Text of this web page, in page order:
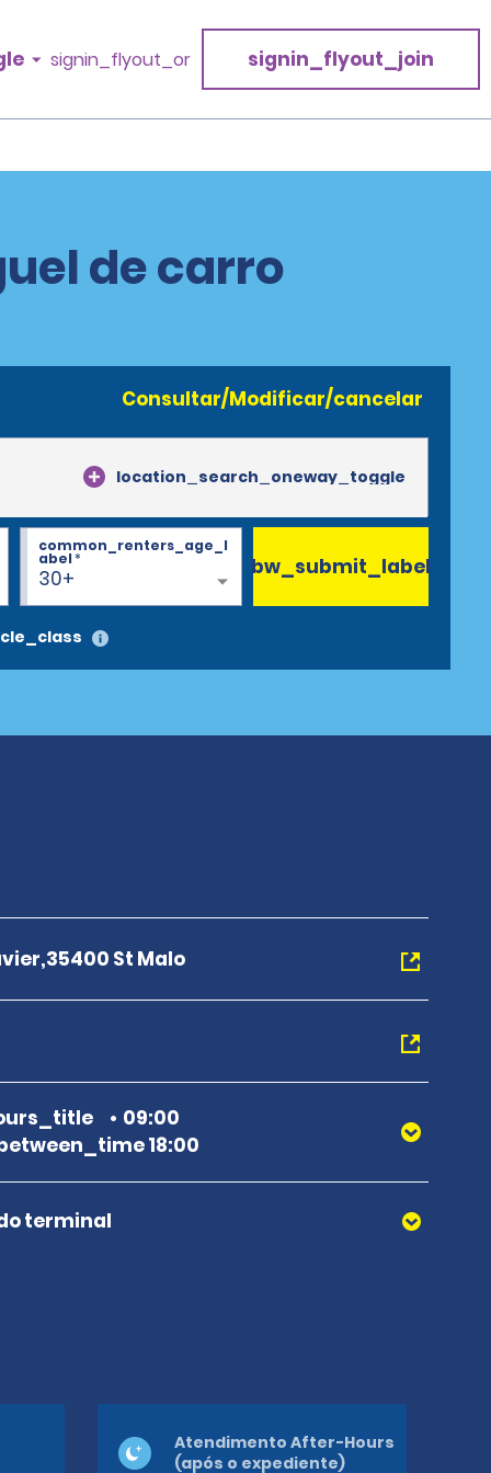
signin_flyout_or signin_flyout_join
de carro
Consultar/Modificar/cancelar
location_search_oneway_toggle
30+
common_renters_age_l
abel* bw_submit_label
St Malo
09:00
18:00
terminal
Atendimento After-Hours
(após o expediente)